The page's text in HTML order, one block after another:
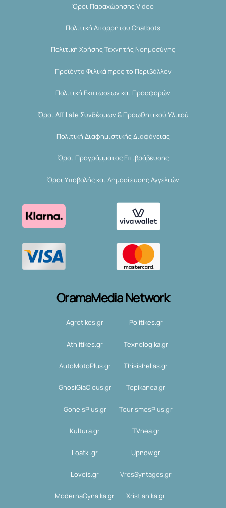
Όροι Παραχώρησης Video
Πολιτική Απορρήτου Chatbots
Πολιτική Χρήσης Τεχνητής Νοημοσύνης
Προϊόντα Φιλικά προς το Περιβάλλον
Πολιτική Εκπτώσεων και Προσφορών
Όροι Affiliate Συνδέσμων & Προωθητικού Υλικού
Πολιτική Διαφημιστικής Διαφάνειας
Όροι Προγράμματος Επιβράβευσης
Όροι Υποβολής και Δημοσίευσης Αγγελιών
OramaMedia Network
Agrotikes.gr Politikes.gr
Athlitikes.gr Texnologika.gr
AutoMotoPlus.gr Thisishellas.gr
GnosiGiaOlous.gr Topikanea.gr
GoneisPlus.gr TourismosPlus.gr
Kultura.gr TVnea.gr
Loatki.gr Upnow.gr
Loveis.gr VresSyntages.gr
ModernaGynaika.gr Xristianika.gr